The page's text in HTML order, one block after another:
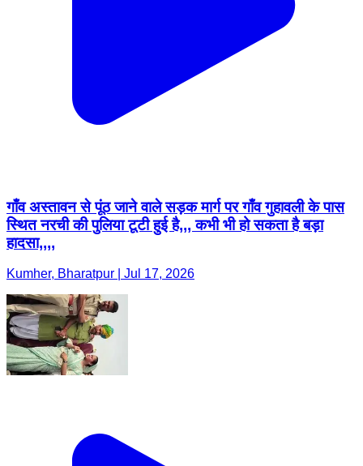
गाँव अस्तावन से पूंठ जाने वाले सड़क मार्ग पर गाँव गुहावली के पास
स्थित नरची की पुलिया टूटी हुई है,,, कभी भी हो सकता है बड़ा
हादसा,,,,
Kumher, Bharatpur | Jul 17, 2026